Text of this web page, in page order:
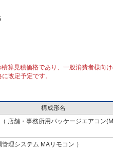
算見積価格であり、一般消費者様向け
改定予定です。
構成形名
（ 店舗・事務所用パッケージエアコン
管理システム MAリモコン ）